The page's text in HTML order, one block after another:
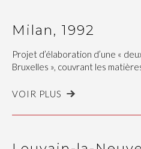
Milan, 1992
Projet d’élaboration d’une «
Bruxelles », couvrant les
VOIR PLUS